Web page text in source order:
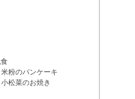
粉のパンケーキ
松菜のお焼き